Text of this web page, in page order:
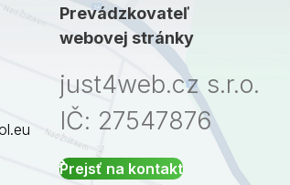
Prevádzkovateľ
webovej stránky
just4web.cz s.r.o.
IČ: 27547876
Prejsť na kontakt